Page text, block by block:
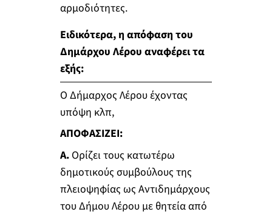
αρμοδιότητες.
Ειδικότερα, η απόφαση του
Δημάρχου Λέρου αναφέρει τα
εξής:
Ο Δήμαρχος Λέρου έχοντας
υπόψη κλπ,
ΑΠΟΦΑΣΙZEI:
Α.Ορίζει τους κατωτέρω
δημοτικούς συμβούλους της
πλειοψηφίας ως Αντιδημάρχους
του Δήμου Λέρου με θητεία από